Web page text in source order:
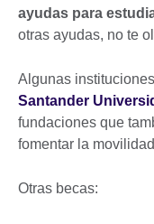
ayudas para
otras ayudas, no te
Algunas
Santander
fundaciones que
fomentar la
Otras becas: